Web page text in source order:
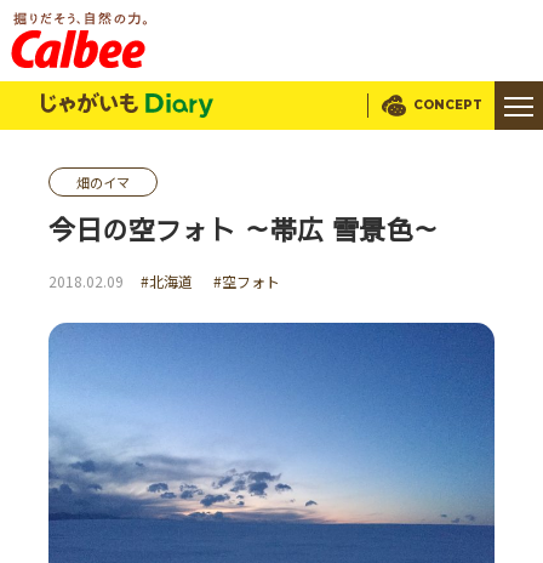
じゃがいもDialy CONCEPT
畑のイマ
今日の空フォト ～帯広 雪景色～
2018.02.09 #北海道 #空フォト